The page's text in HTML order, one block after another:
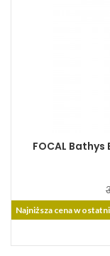
FOCAL
Najniższa cena w